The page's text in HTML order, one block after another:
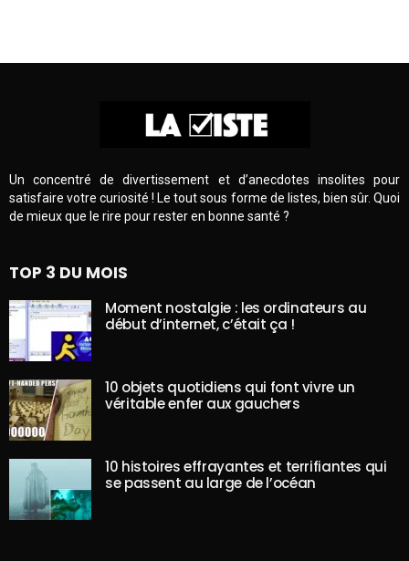
Un concentré de divertissement et d’anecdotes insolites pour
satisfaire votre curiosité ! Le tout sous forme de listes, bien sûr. Quoi
de mieux que le rire pour rester en bonne santé ?
TOP 3 DU MOIS
Moment nostalgie : les ordinateurs au
début d’internet, c’était ça !
10 objets quotidiens qui font vivre un
véritable enfer aux gauchers
10 histoires effrayantes et terrifiantes qui
se passent au large de l’océan